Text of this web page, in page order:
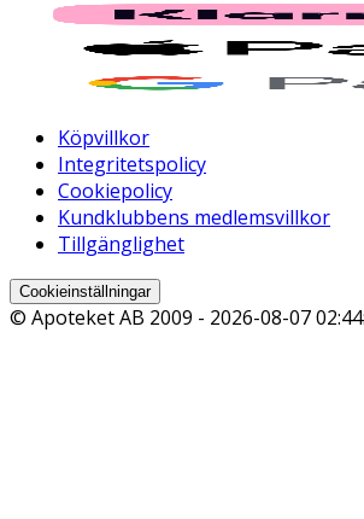
Köpvillkor
Integritetspolicy
Cookiepolicy
Kundklubbens medlemsvillkor
Tillgänglighet
Cookieinställningar
© Apoteket AB 2009 - 2026-08-07